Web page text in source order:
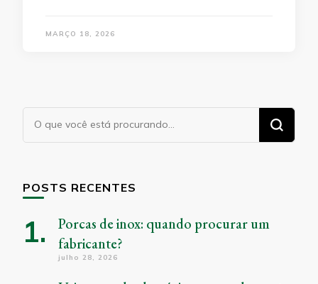
MARÇO 18, 2026
Procurando
POSTS RECENTES
Porcas de inox: quando procurar um
fabricante?
julho 28, 2026